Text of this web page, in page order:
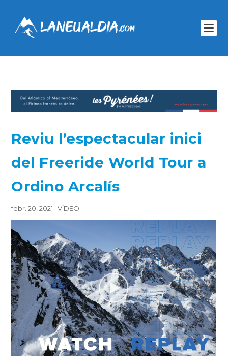
Reviu l’espectacular inici
del Freeride World Tour a
Ordino Arcalís
febr. 20, 2021 |VÍDEO